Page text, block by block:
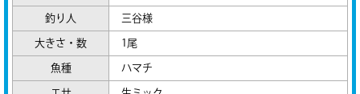
釣り人 三谷様
大きさ・数 1尾
魚種 ハマチ